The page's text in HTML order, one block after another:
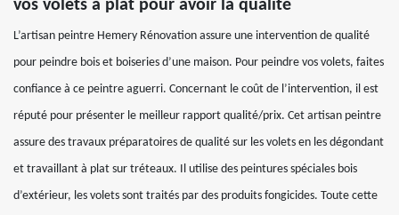
vos volets à plat pour avoir la qualité
L’artisan peintre Hemery Rénovation assure une intervention de qualité
pour peindre bois et boiseries d’une maison. Pour peindre vos volets, faites
confiance à ce peintre aguerri. Concernant le coût de l’intervention, il est
réputé pour présenter le meilleur rapport qualité/prix. Cet artisan peintre
assure des travaux préparatoires de qualité sur les volets en les dégondant
et travaillant à plat sur tréteaux. Il utilise des peintures spéciales bois
d’extérieur, les volets sont traités par des produits fongicides. Toute cette